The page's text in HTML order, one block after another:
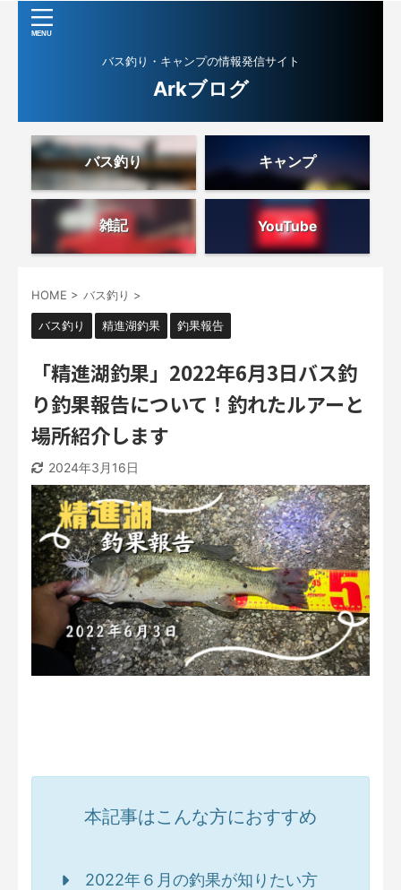
バス釣り・キャンプの情報発信サイト
Arkブログ
バス釣り キャンプ
雑記 YouTube
HOME > バス釣り >
バス釣り 精進湖釣果 釣果報告
「精進湖釣果」2022年6月3日バス釣
り釣果報告について！釣れたルアーと
場所紹介します
2024年3月16日
本記事はこんな方におすすめ
2022年６月の釣果が知りたい方